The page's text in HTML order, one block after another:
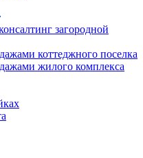
загородной
коттеджного поселка
жилого комплекса